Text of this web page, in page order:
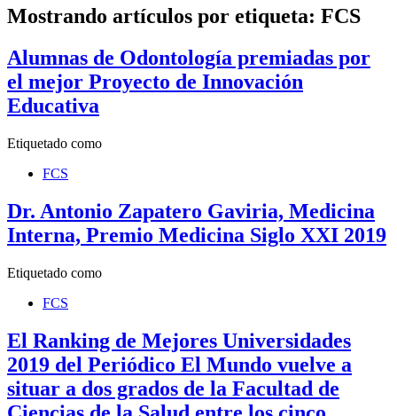
Mostrando artículos por etiqueta: FCS
Alumnas de Odontología premiadas por
el mejor Proyecto de Innovación
Educativa
Etiquetado como
FCS
Dr. Antonio Zapatero Gaviria, Medicina
Interna, Premio Medicina Siglo XXI 2019
Etiquetado como
FCS
El Ranking de Mejores Universidades
2019 del Periódico El Mundo vuelve a
situar a dos grados de la Facultad de